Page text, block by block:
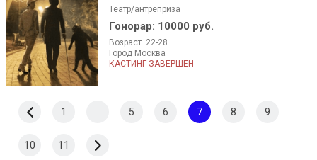
Театр/антреприза
Гонорар: 10000 руб.
Возраст 22-28
Город Москва
КАСТИНГ ЗАВЕРШЕН
1 5 6 7 8 9
10 11